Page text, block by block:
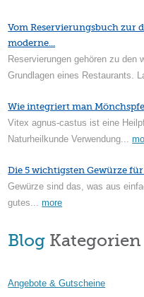
Vom Reservierungsbuch zur
moderne...
Reservierungen gehören zu den
Grundlagen eines Restaurants.
Wie integriert man
Vitex agnus-castus ist eine
Naturheilkunde Verwendung...
Die 5 wichtigsten Gewürze
Gewürze sind das, was aus
gutes...more
Blog Kategorien
Angebote & Gutscheine